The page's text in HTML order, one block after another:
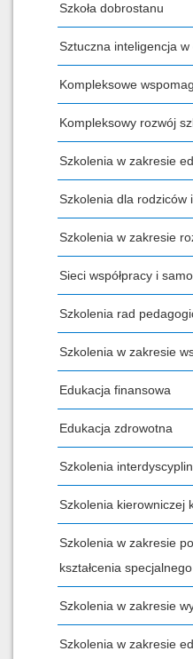
Szkoła dobrostanu
Sztuczna inteligencja w
Kompleksowe
Kompleksowy rozwój
Szkolenia w zakresie
Szkolenia dla rodziców
Szkolenia w zakresie
Sieci współpracy i
Szkolenia rad
Szkolenia w zakresie
Edukacja finansowa
Edukacja zdrowotna
Szkolenia
Szkolenia kierowniczej
Szkolenia w zakresie
kształcenia specjalnego
Szkolenia w zakresie
Szkolenia w zakresie